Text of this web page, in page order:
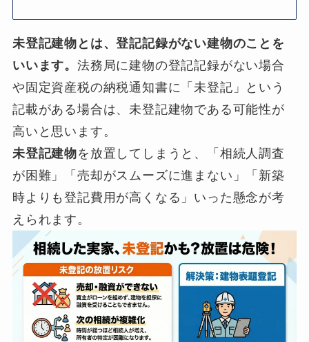
未登記建物とは、登記記録がない建物のことを
いいます。 法務局に建物の登記記録がない場合
や固定資産税の納税通知書に「未登記」という
記載がある場合は、未登記建物である可能性が
高いと思います。
未登記建物を放置してしまうと、「相続人調査
が困難」「売却がスムーズに進まない」「新築
時よりも登記費用が高くなる」いった懸念が考
えられます。